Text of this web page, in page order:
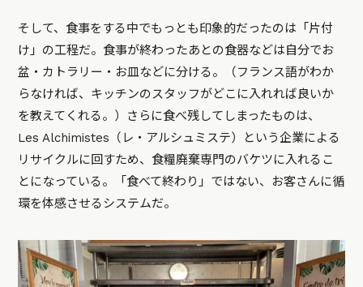
そして、食事をする中でもっとも印象的だったのは「片付
け」の工程だ。食事が終わったあとの食器などは自分でお
盆・カトラリー・お皿などに分ける。（フランス語がわか
らなければ、キッチンのスタッフがどこに入れれば良いか
を教えてくれる。）さらに食べ残してしまったものは、
Les Alchimistes（レ・アルシュミステ）という企業による
リサイクルに回すため、食糧廃棄専門のバケツに入れるこ
とになっている。「食べて終わり」ではない、お客さんに循
環を体感させるシステムだ。